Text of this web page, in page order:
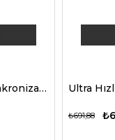
USB-C şarj ve senkronizasyon kablosu USB 3.1 C USB-C bağlantılı tüm cihazlar için 2. Nesil, 1 metre siyah, 3A
₺691,88